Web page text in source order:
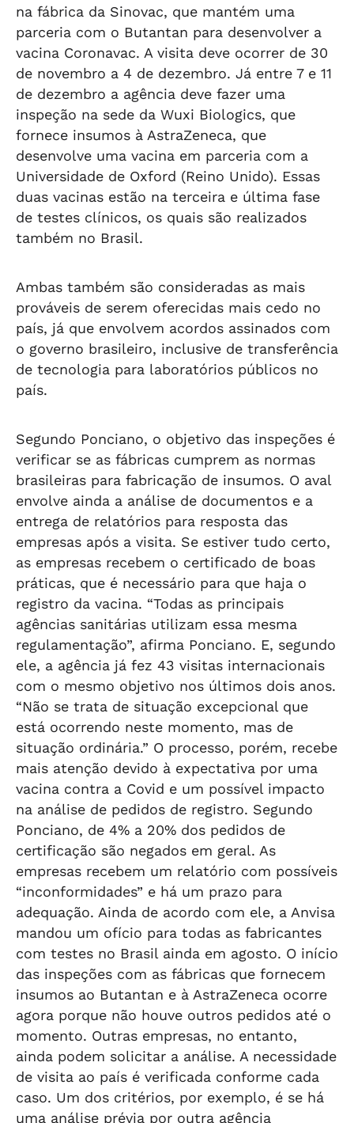
na fábrica da Sinovac, que mantém uma
parceria com o Butantan para desenvolver a
vacina Coronavac. A visita deve ocorrer de 30
de novembro a 4 de dezembro. Já entre 7 e 11
de dezembro a agência deve fazer uma
inspeção na sede da Wuxi Biologics, que
fornece insumos à AstraZeneca, que
desenvolve uma vacina em parceria com a
Universidade de Oxford (Reino Unido). Essas
duas vacinas estão na terceira e última fase
de testes clínicos, os quais são realizados
também no Brasil.
Ambas também são consideradas as mais
prováveis de serem oferecidas mais cedo no
país, já que envolvem acordos assinados com
o governo brasileiro, inclusive de transferência
de tecnologia para laboratórios públicos no
país.
Segundo Ponciano, o objetivo das inspeções é
verificar se as fábricas cumprem as normas
brasileiras para fabricação de insumos. O aval
envolve ainda a análise de documentos e a
entrega de relatórios para resposta das
empresas após a visita. Se estiver tudo certo,
as empresas recebem o certificado de boas
práticas, que é necessário para que haja o
registro da vacina. “Todas as principais
agências sanitárias utilizam essa mesma
regulamentação”, afirma Ponciano. E, segundo
ele, a agência já fez 43 visitas internacionais
com o mesmo objetivo nos últimos dois anos.
“Não se trata de situação excepcional que
está ocorrendo neste momento, mas de
situação ordinária.” O processo, porém, recebe
mais atenção devido à expectativa por uma
vacina contra a Covid e um possível impacto
na análise de pedidos de registro. Segundo
Ponciano, de 4% a 20% dos pedidos de
certificação são negados em geral. As
empresas recebem um relatório com possíveis
“inconformidades” e há um prazo para
adequação. Ainda de acordo com ele, a Anvisa
mandou um ofício para todas as fabricantes
com testes no Brasil ainda em agosto. O início
das inspeções com as fábricas que fornecem
insumos ao Butantan e à AstraZeneca ocorre
agora porque não houve outros pedidos até o
momento. Outras empresas, no entanto,
ainda podem solicitar a análise. A necessidade
de visita ao país é verificada conforme cada
caso. Um dos critérios, por exemplo, é se há
uma análise prévia por outra agência